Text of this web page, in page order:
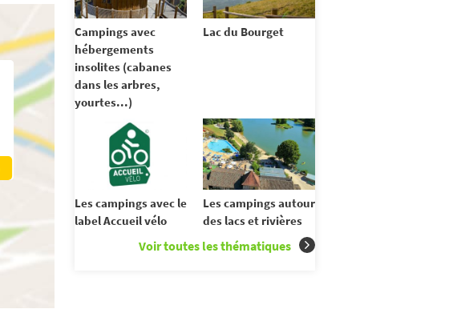
Campings avec
hébergements
insolites (cabanes
dans les arbres,
yourtes...)
Lac du Bourget
Les campings avec le
label Accueil vélo
Les campings autour
des lacs et rivières
Voir toutes les thématiques